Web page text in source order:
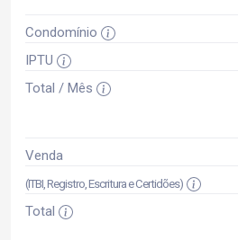
Condomínio
IPTU
Total / Mês
Venda
(ITBI, Registro, Escritura e Certidões)
Total